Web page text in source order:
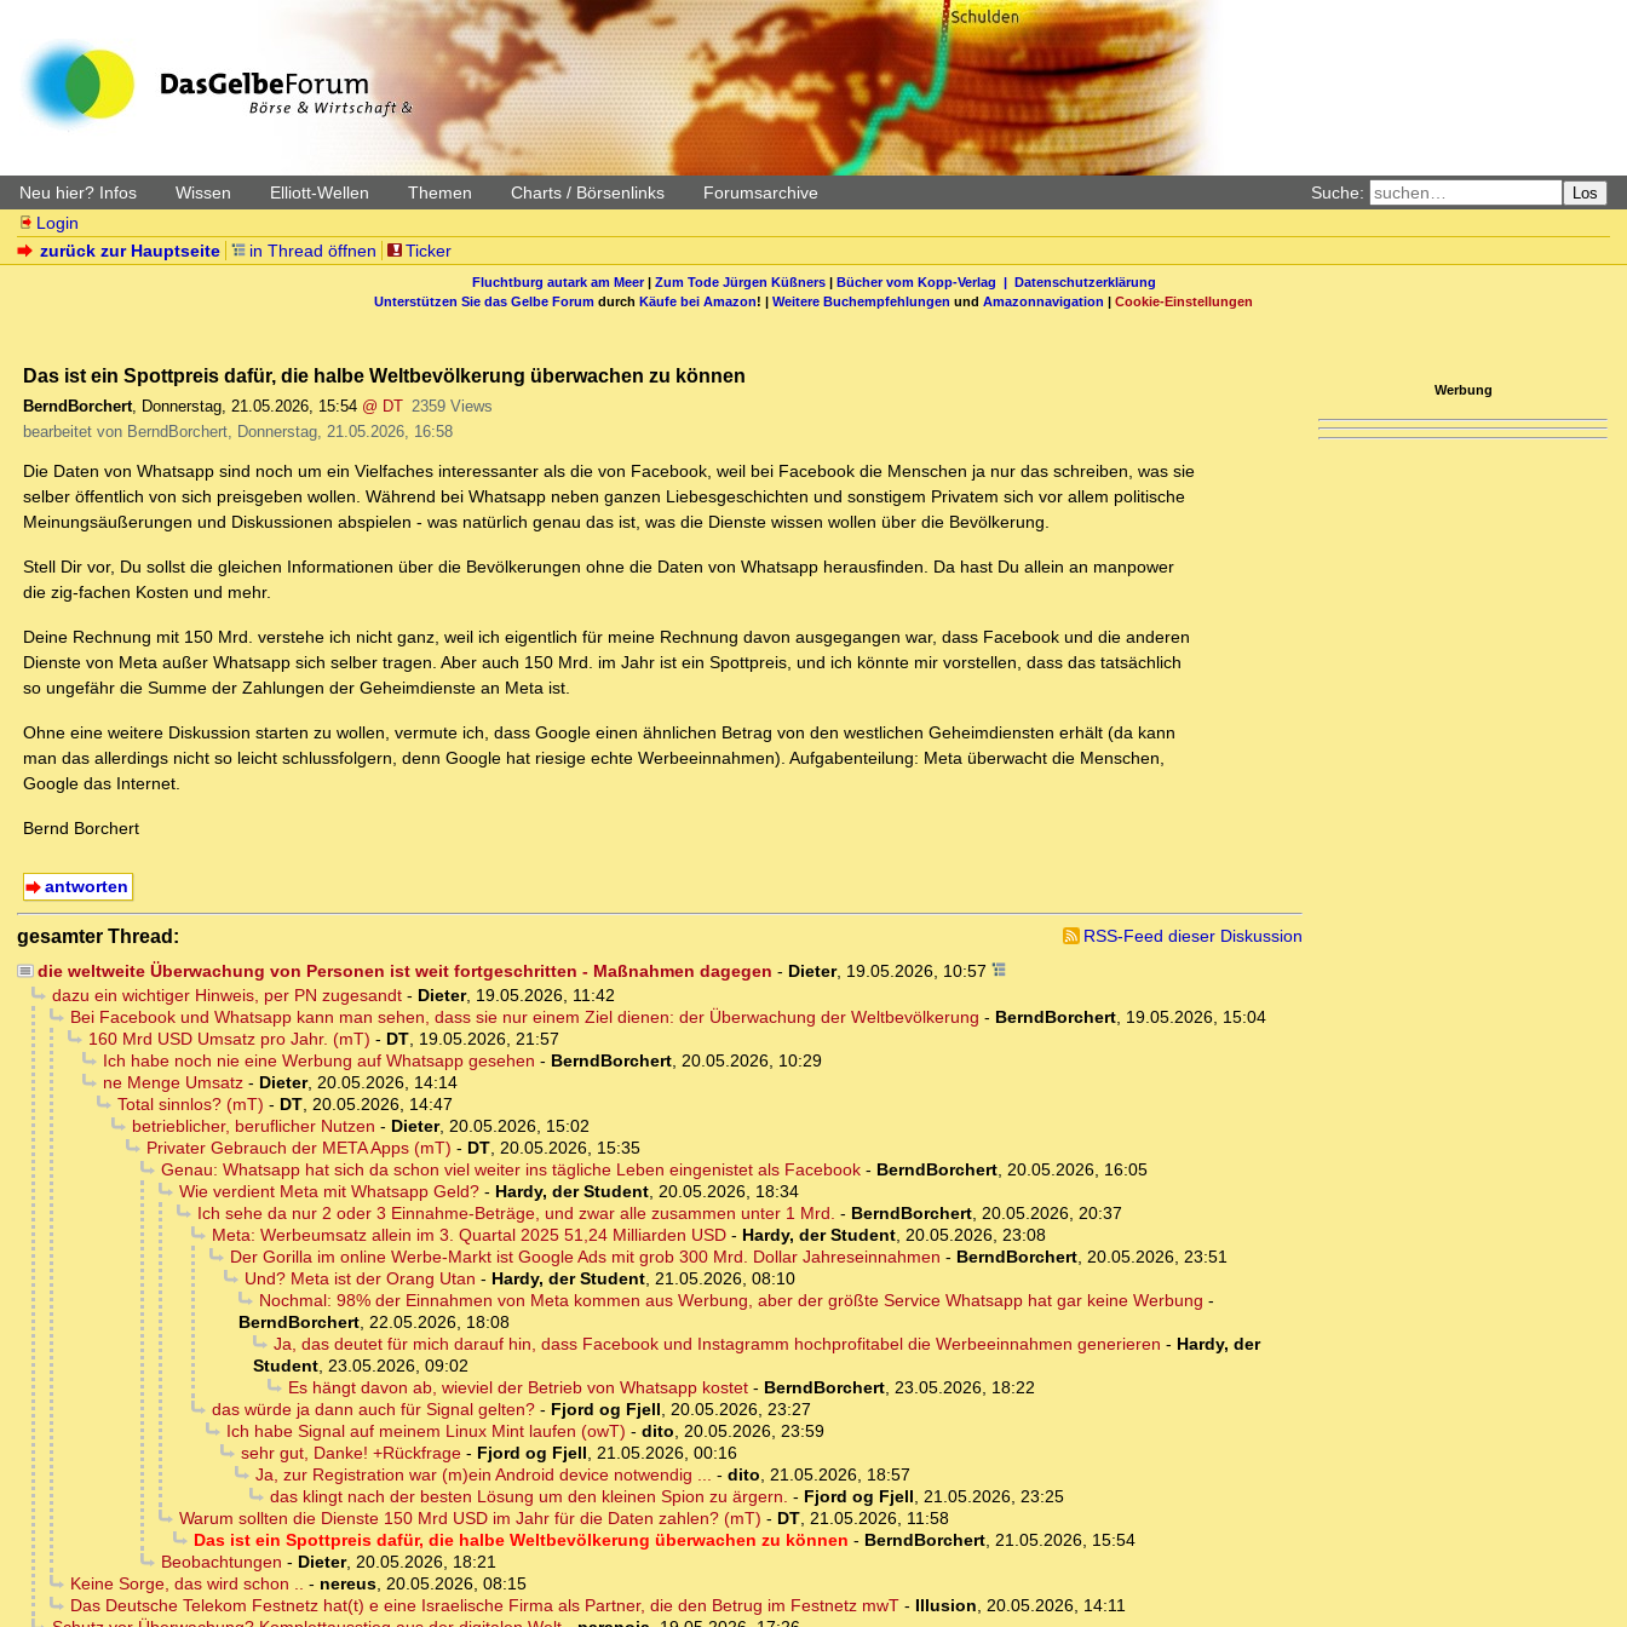
Neu hier? Infos Wissen Elliott-Wellen Themen Charts / Börsenlinks Forumsarchive Suche: Los
Login
zurück zur Hauptseite
in Thread öffnen Ticker
Fluchtburg autark am Meer| Zum Tode Jürgen Küßners| Bücher vom Kopp-Verlag | Datenschutzerklärung
Unterstützen Sie das Gelbe Forum durch Käufe bei Amazon! | Weitere Buchempfehlungen und Amazonnavigation | Cookie-Einstellungen
Das ist ein Spottpreis dafür, die halbe Weltbevölkerung überwachen zu können
BerndBorchert, Donnerstag, 21.05.2026, 15:54 @ DT 2359 Views
bearbeitet von BerndBorchert, Donnerstag, 21.05.2026, 16:58
Die Daten von Whatsapp sind noch um ein Vielfaches interessanter als die von Facebook, weil bei Facebook die Menschen ja nur das schreiben, was sie
selber öffentlich von sich preisgeben wollen. Während bei Whatsapp neben ganzen Liebesgeschichten und sonstigem Privatem sich vor allem politische
Meinungsäußerungen und Diskussionen abspielen - was natürlich genau das ist, was die Dienste wissen wollen über die Bevölkerung.
Stell Dir vor, Du sollst die gleichen Informationen über die Bevölkerungen ohne die Daten von Whatsapp herausfinden. Da hast Du allein an manpower
die zig-fachen Kosten und mehr.
Deine Rechnung mit 150 Mrd. verstehe ich nicht ganz, weil ich eigentlich für meine Rechnung davon ausgegangen war, dass Facebook und die anderen
Dienste von Meta außer Whatsapp sich selber tragen. Aber auch 150 Mrd. im Jahr ist ein Spottpreis, und ich könnte mir vorstellen, dass das tatsächlich
so ungefähr die Summe der Zahlungen der Geheimdienste an Meta ist.
Ohne eine weitere Diskussion starten zu wollen, vermute ich, dass Google einen ähnlichen Betrag von den westlichen Geheimdiensten erhält (da kann
man das allerdings nicht so leicht schlussfolgern, denn Google hat riesige echte Werbeeinnahmen). Aufgabenteilung: Meta überwacht die Menschen,
Google das Internet.
Bernd Borchert
antworten
gesamter Thread:
RSS-Feed dieser Diskussion
die weltweite Überwachung von Personen ist weit fortgeschritten - Maßnahmen dagegen - Dieter, 19.05.2026, 10:57
dazu ein wichtiger Hinweis, per PN zugesandt- Dieter, 19.05.2026, 11:42
Bei Facebook und Whatsapp kann man sehen, dass sie nur einem Ziel dienen: der Überwachung der Weltbevölkerung - BerndBorchert, 19.05.2026, 15:04
160 Mrd USD Umsatz pro Jahr. (mT) - DT, 19.05.2026, 21:57
Ich habe noch nie eine Werbung auf Whatsapp gesehen - BerndBorchert, 20.05.2026, 10:29
ne Menge Umsatz- Dieter, 20.05.2026, 14:14
Total sinnlos? (mT) - DT, 20.05.2026, 14:47
betrieblicher, beruflicher Nutzen - Dieter, 20.05.2026, 15:02
Privater Gebrauch der META Apps (mT) - DT, 20.05.2026, 15:35
Genau: Whatsapp hat sich da schon viel weiter ins tägliche Leben eingenistet als Facebook- BerndBorchert, 20.05.2026, 16:05
Wie verdient Meta mit Whatsapp Geld?- Hardy, der Student, 20.05.2026, 18:34
Ich sehe da nur 2 oder 3 Einnahme-Beträge, und zwar alle zusammen unter 1 Mrd. - BerndBorchert, 20.05.2026, 20:37
Meta: Werbeumsatz allein im 3. Quartal 2025 51,24 Milliarden USD- Hardy, der Student, 20.05.2026, 23:08
Der Gorilla im online Werbe-Markt ist Google Ads mit grob 300 Mrd. Dollar Jahreseinnahmen - BerndBorchert, 20.05.2026, 23:51
Und? Meta ist der Orang Utan - Hardy, der Student, 21.05.2026, 08:10
Nochmal: 98% der Einnahmen von Meta kommen aus Werbung, aber der größte Service Whatsapp hat gar keine Werbung -
BerndBorchert, 22.05.2026, 18:08
Ja, das deutet für mich darauf hin, dass Facebook und Instagramm hochprofitabel die Werbeeinnahmen generieren - Hardy, der
Student, 23.05.2026, 09:02
Es hängt davon ab, wieviel der Betrieb von Whatsapp kostet- BerndBorchert, 23.05.2026, 18:22
das würde ja dann auch für Signal gelten?- Fjord og Fjell, 20.05.2026, 23:27
Ich habe Signal auf meinem Linux Mint laufen (owT) - dito, 20.05.2026, 23:59
sehr gut, Danke! +Rückfrage- Fjord og Fjell, 21.05.2026, 00:16
Ja, zur Registration war (m)ein Android device notwendig ... - dito, 21.05.2026, 18:57
das klingt nach der besten Lösung um den kleinen Spion zu ärgern. - Fjord og Fjell, 21.05.2026, 23:25
Warum sollten die Dienste 150 Mrd USD im Jahr für die Daten zahlen? (mT) - DT, 21.05.2026, 11:58
Das ist ein Spottpreis dafür, die halbe Weltbevölkerung überwachen zu können - BerndBorchert, 21.05.2026, 15:54
Beobachtungen - Dieter, 20.05.2026, 18:21
Keine Sorge, das wird schon .. - nereus, 20.05.2026, 08:15
Das Deutsche Telekom Festnetz hat(t) e eine Israelische Firma als Partner, die den Betrug im Festnetz mwT- Illusion, 20.05.2026, 14:11
Werbung